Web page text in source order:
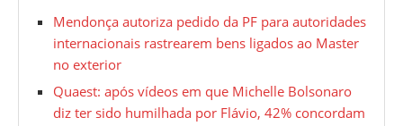
Mendonça autoriza pedido da PF para autoridades
internacionais rastrearem bens ligados ao Master
no exterior
Quaest: após vídeos em que Michelle Bolsonaro
diz ter sido humilhada por Flávio, 42% concordam